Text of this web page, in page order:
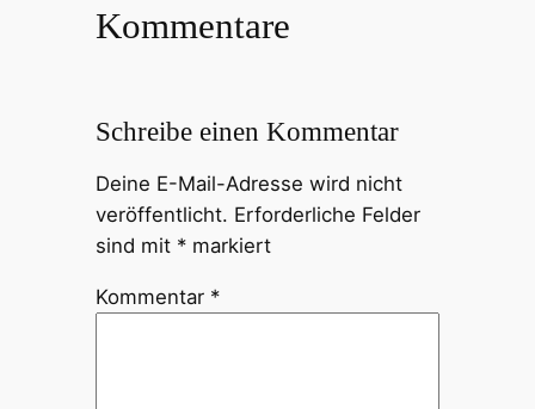
Kommentare
Schreibe einen Kommentar
Deine E-Mail-Adresse wird nicht
veröffentlicht. Erforderliche Felder
sind mit *markiert
Kommentar *